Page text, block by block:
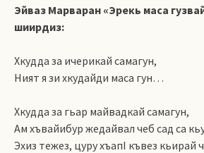
Эйваз Марваран «Эрекь маса
шиирдиз:
Хкудда за ичерикай самагун,
Ният я зи хкудайди маса гун…
Хкудда за гьар майвадкай самагун,
Ам хъвайибур жедайвал чеб сад са
Эхиз тежез, цуру хъапI къвез кьирай